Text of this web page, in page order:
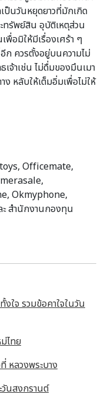
ป็นวันหยุดยาวที่มักเกิด
ทรัพย์สิน อุบัติเหตุส่วน
พื่อมิให้มีเรื่องเศร้า ๆ
ก ควรตั้งอยู่บนความไม่
จ้าเช่น ไม่ดื่มของมึนเมา
หลับให้เต็มอิ่มเพื่อไม่ให้
Officemate,
Okmyphone,
สำนักงานกองทุน
ใจ รวมข้อคาใจในวัน
ไทย
หลวงพระบาง
นสงกรานต์